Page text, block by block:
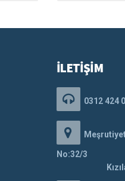
İLETİŞİM
0312 424
No:32/3